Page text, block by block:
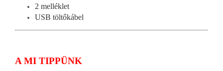
2 melléklet
USB töltőkábel
A MI TIPPÜNK